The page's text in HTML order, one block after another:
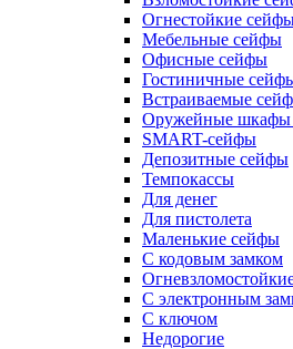
Огнестойкие
Мебельные сейфы
Офисные сейфы
Гостиничные
Встраиваемые
Оружейные шкафы
SMART-сейфы
Депозитные сейфы
Темпокассы
Для денег
Для пистолета
Маленькие сейфы
С кодовым замком
С электронным
С ключом
Недорогие